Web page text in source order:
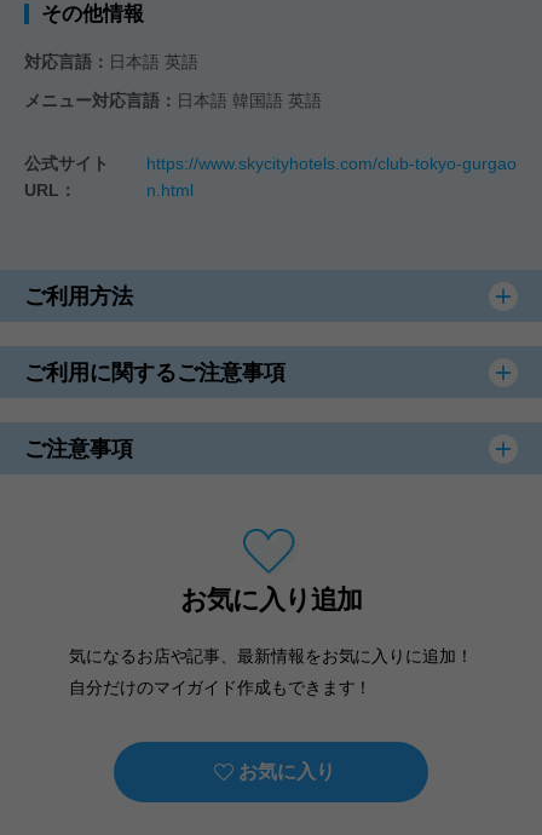
その他情報
対応言語： 日本語 英語
メニュー対応言語： 日本語 韓国語 英語
公式サイト
URL：
https://www.skycityhotels.com/club-tokyo-gurgao
n.html
ご利用方法
ご利用に関するご注意事項
ご注意事項
お気に入り追加
気になるお店や記事、最新情報をお気に入りに追加！
自分だけのマイガイド作成もできます！
お気に入り